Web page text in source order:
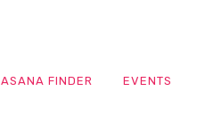
ASANA FINDER EVENTS